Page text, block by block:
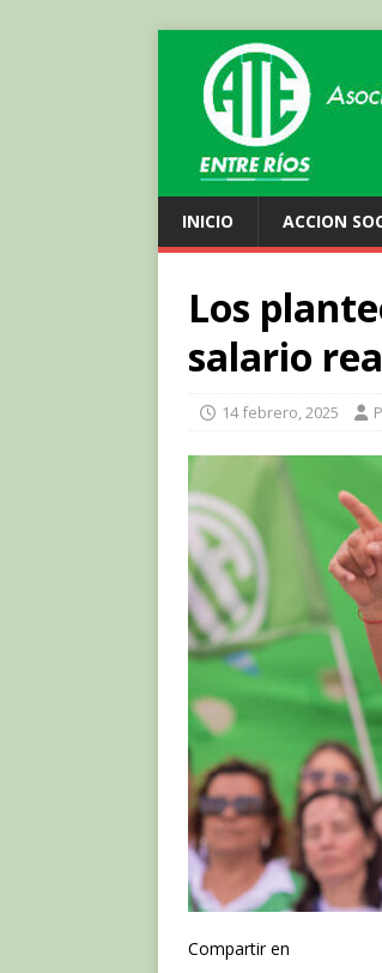
INICIO ACCION
Los
salario
14 febrero, 2025
Compartir en